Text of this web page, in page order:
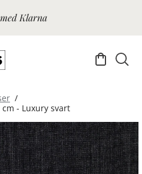
Klarna
- Luxury svart